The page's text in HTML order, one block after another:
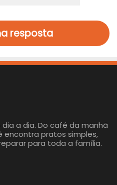
resposta
a dia. Do café da manhã
encontra pratos simples,
para toda a família.